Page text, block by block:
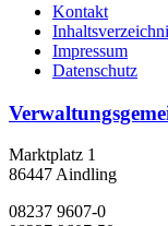
Kontakt
Impressum
Datenschutz
Marktplatz 1
86447 Aindling
08237 9607-0